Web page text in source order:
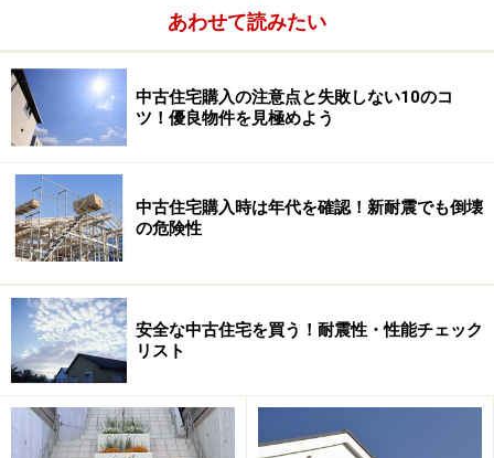
て、融資が否認されることもありますから注意が必要で
融資の承認が下りればそのまま契約は続行されますが、
万一否認された場合には
契約を白紙解除することになります。
あわせて読みたい
中古住宅購入の注意点と失敗しない10のコ
ツ！優良物件を見極めよう
中古住宅購入時は年代を確認！新耐震でも倒壊
の危険性
安全な中古住宅を買う！耐震性・性能チェック
リスト